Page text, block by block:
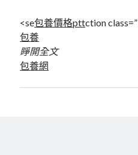
<se包養價格pttction
包養
睜開全文
包養網